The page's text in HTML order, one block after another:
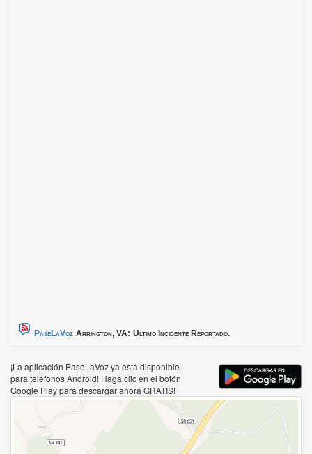
PaseLaVoz Arrington, VA: Ultimo Incidente Reportado.
¡La aplicación PaseLaVoz ya está disponible
para teléfonos Android! Haga clic en el botón
Google Play para descargar ahora GRATIS!